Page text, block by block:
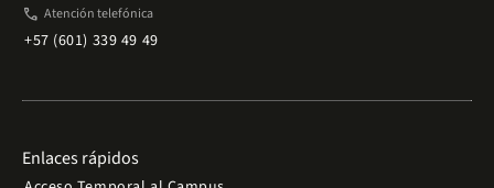
phone Atención telefónica
+57 (601) 339 49 49
Enlaces rápidos